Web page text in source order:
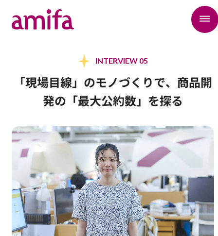
INTERVIEW 05
「現場目線」のモノづくりで、商品開
発の「最大公約数」を探る